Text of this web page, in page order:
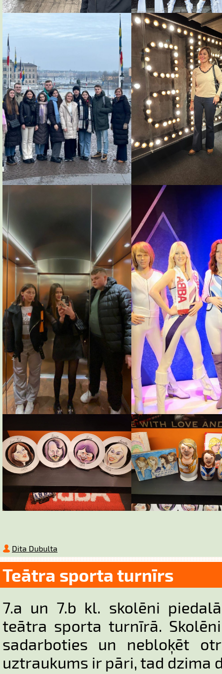
Dita Dubulta
Teātra sporta turnīrs
7.a un 7.b kl. skolēni
teātra sporta turnīrā.
sadarboties un nebloķēt
uztraukums ir pāri, tad dzima